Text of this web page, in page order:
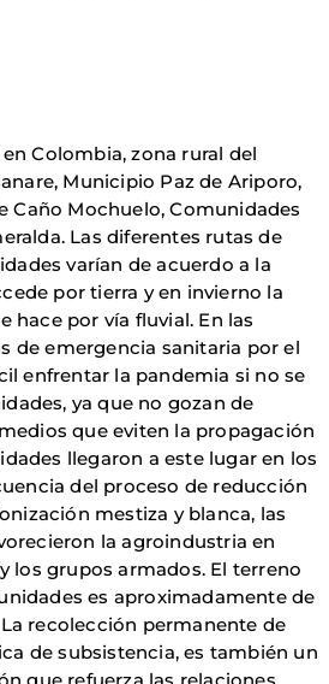
Colombia, zona rural del
Municipio Paz de Ariporo,
Caño Mochuelo, Comunidades
Las diferentes rutas de
varían de acuerdo a la
por tierra y en invierno la
hace por vía fluvial. En las
de emergencia sanitaria por el
enfrentar la pandemia si no se
ya que no gozan de
que eviten la propagación
llegaron a este lugar en los
del proceso de reducción
mestiza y blanca, las
la agroindustria en
los grupos armados. El terreno
es aproximadamente de
recolección permanente de
de subsistencia, es también un